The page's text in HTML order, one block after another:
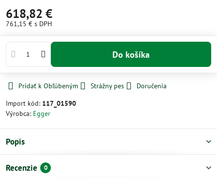
618,82 €
761,15 € s DPH
Do košíka
Pridať k Obľúbeným Strážny pes
Doručenia
Import kód: 117_01590
Výrobca: Egger
Popis
Recenzie 0